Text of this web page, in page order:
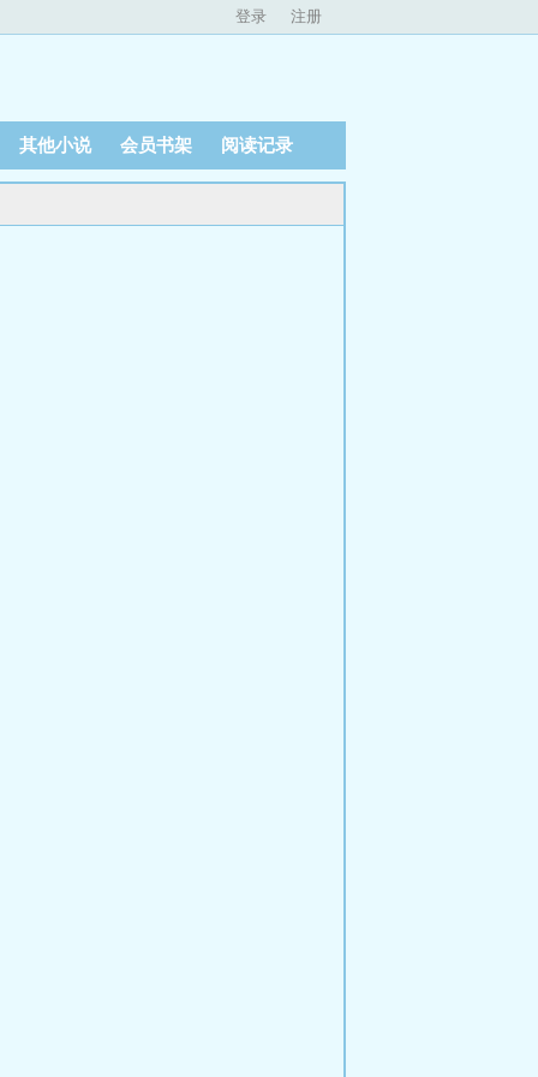
登录 注册
其他小说 会员书架 阅读记录